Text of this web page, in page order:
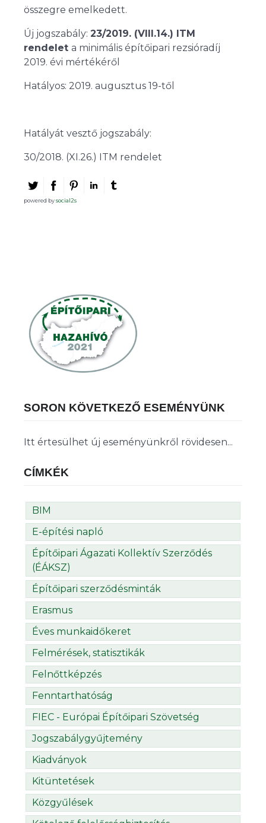
összegre emelkedett.
Új jogszabály: 23/2019. (VIII.14.) ITM
rendelet a minimális építőipari rezsióradíj
2019. évi mértékéről
Hatályos: 2019. augusztus 19-től
Hatályát vesztő jogszabály:
30/2018. (XI.26.) ITM rendelet
powered bysocial2s
SORON KÖVETKEZŐ ESEMÉNYÜNK
Itt értesülhet új eseményünkről rövidesen...
CÍMKÉK
BIM
E-építési napló
Építőipari Ágazati Kollektív Szerződés
(ÉÁKSZ)
Építőipari szerződésminták
Erasmus
Éves munkaidőkeret
Felmérések, statisztikák
Felnőttképzés
Fenntarthatóság
FIEC - Európai Építőipari Szövetség
Jogszabálygyűjtemény
Kiadványok
Kitüntetések
Közgyűlések